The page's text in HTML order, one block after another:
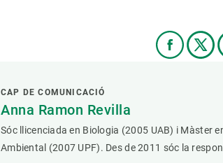
CAP DE COMUNICACIÓ
Anna Ramon Revilla
Sóc llicenciada en Biologia (2005 UAB) i Màster
Ambiental (2007 UPF). Des de 2011 sóc la